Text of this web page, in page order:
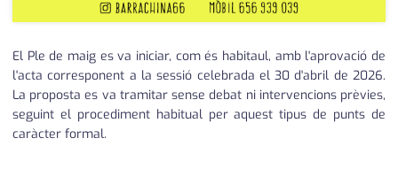
El Ple de maig es va iniciar, com és habitaul, amb l'aprovació de
l'acta corresponent a la sessió celebrada el 30 d'abril de 2026.
La proposta es va tramitar sense debat ni intervencions prèvies,
seguint el procediment habitual per aquest tipus de punts de
caràcter formal.